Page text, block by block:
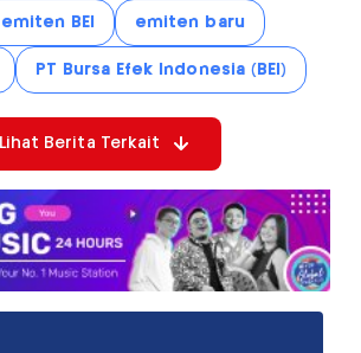
emiten BEI emiten baru
PT Bursa Efek Indonesia (BEI)
Lihat Berita Terkait